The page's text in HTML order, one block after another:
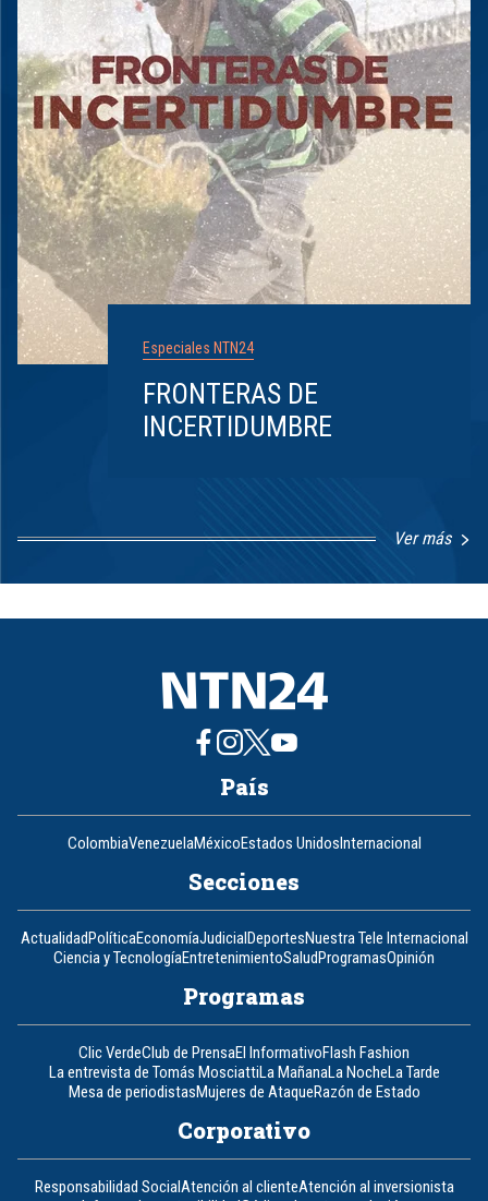
Especiales NTN24
FRONTERAS DE
INCERTIDUMBRE
Ver más
1
8
País
ColombiaVenezuelaMéxicoEstados UnidosInternacional
Secciones
ActualidadPolíticaEconomíaJudicialDeportesNuestra Tele Internacional
Ciencia y TecnologíaEntretenimientoSaludProgramasOpinión
Programas
Clic VerdeClub de PrensaEl InformativoFlash Fashion
La entrevista de Tomás MosciattiLa MañanaLa NocheLa Tarde
Mesa de periodistasMujeres de AtaqueRazón de Estado
Corporativo
Responsabilidad SocialAtención al clienteAtención al inversionista